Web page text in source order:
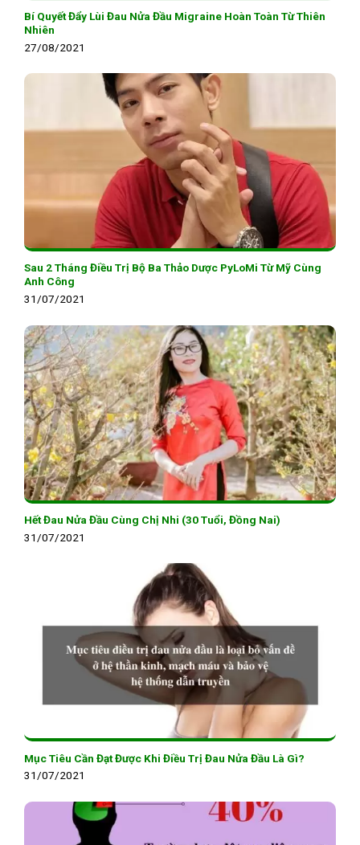
Bí Quyết Đẩy Lùi Đau Nửa Đầu Migraine Hoàn Toàn Từ Thiên
Nhiên
27/08/2021
Sau 2 Tháng Điều Trị Bộ Ba Thảo Dược PyLoMi Từ Mỹ Cùng
Anh Công
31/07/2021
Hết Đau Nửa Đầu Cùng Chị Nhi (30 Tuổi, Đồng Nai)
31/07/2021
Mục Tiêu Cần Đạt Được Khi Điều Trị Đau Nửa Đầu Là Gì?
31/07/2021